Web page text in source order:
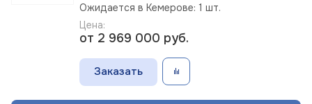
Ожидается в Кемерове: 1 шт.
Цена:
от 2 969 000 руб.
Заказать